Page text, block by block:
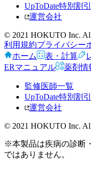
UpToDate特別割引
運営会社
© 2021 HOKUTO Inc. All
利用規約プライバシー
ホーム
表・計算
ERマニュアル
薬剤情
監修医師一覧
UpToDate特別割引
運営会社
© 2021 HOKUTO Inc. All
※本製品は疾病の診断
ではありません。